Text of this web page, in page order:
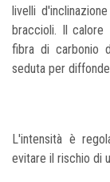
livelli
braccioli. Il
fibra di carbonio
seduta per
L'intensità è
evitare il rischio di